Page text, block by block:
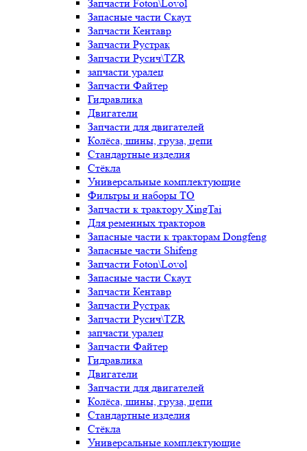
Запчасти Foton\Lovol
Запасные части Скаут
Запчасти Кентавр
Запчасти Рустрак
Запчасти Русич\TZR
запчасти уралец
Запчасти Файтер
Гидравлика
Двигатели
Запчасти для двигателей
Колёса, шины, груза, цепи
Стандартные изделия
Стёкла
Универсальные комплектующие
Фильтры и наборы ТО
Запчасти к трактору XingTai
Для ременных тракторов
Запасные части к тракторам Dongfeng
Запасные части Shifeng
Запчасти Foton\Lovol
Запасные части Скаут
Запчасти Кентавр
Запчасти Рустрак
Запчасти Русич\TZR
запчасти уралец
Запчасти Файтер
Гидравлика
Двигатели
Запчасти для двигателей
Колёса, шины, груза, цепи
Стандартные изделия
Стёкла
Универсальные комплектующие